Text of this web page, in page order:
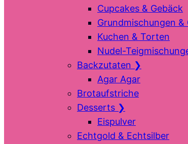
Cupcakes & Gebäck
Grundmischungen &
Kuchen & Torten
Nudel-
Backzutaten ❯
Agar Agar
Brotaufstriche
Desserts ❯
Eispulver
Echtgold & Echtsilber